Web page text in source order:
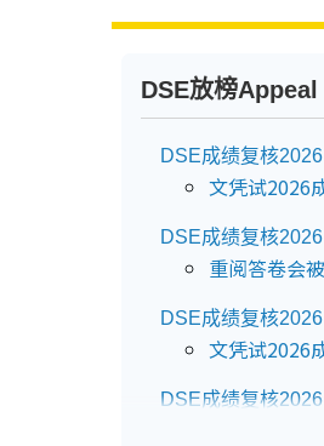
DSE放榜Appeal
DSE成绩复核
文凭试2026
DSE成绩复核
重阅答卷会
DSE成绩复核
文凭试2026
DSE成绩复核
逾期缴费须